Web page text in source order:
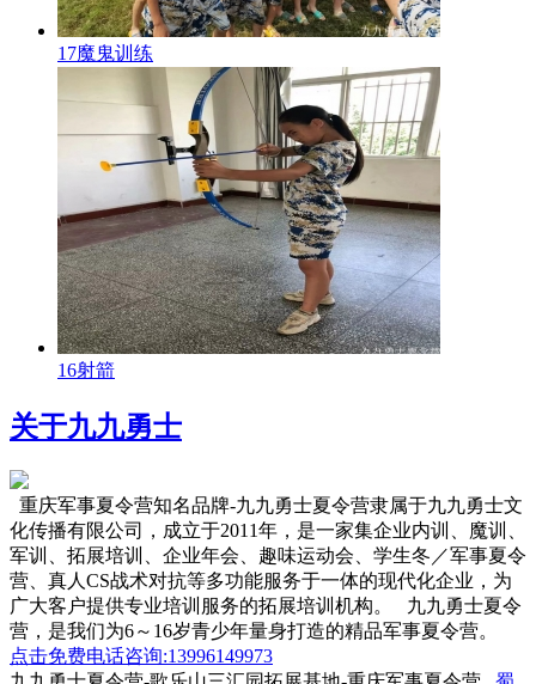
17魔鬼训练
16射箭
关于九九勇士
重庆军事夏令营知名品牌-九九勇士夏令营隶属于九九勇士文
化传播有限公司，成立于2011年，是一家集企业内训、魔训、
军训、拓展培训、企业年会、趣味运动会、学生冬／军事夏令
营、真人CS战术对抗等多功能服务于一体的现代化企业，为
广大客户提供专业培训服务的拓展培训机构。 九九勇士夏令
营，是我们为6～16岁青少年量身打造的精品军事夏令营。
点击免费电话咨询:13996149973